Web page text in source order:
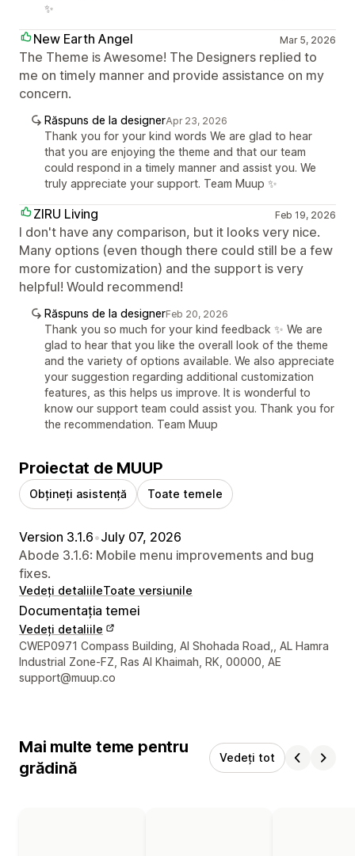
✨
New Earth Angel Mar 5, 2026
The Theme is Awesome! The Designers replied to
me on timely manner and provide assistance on my
concern.
Răspuns de la designerApr 23, 2026
Thank you for your kind words We are glad to hear
that you are enjoying the theme and that our team
could respond in a timely manner and assist you. We
truly appreciate your support. Team Muup ✨
ZIRU Living Feb 19, 2026
I don't have any comparison, but it looks very nice.
Many options (even though there could still be a few
more for customization) and the support is very
helpful! Would recommend!
Răspuns de la designerFeb 20, 2026
Thank you so much for your kind feedback ✨ We are
glad to hear that you like the overall look of the theme
and the variety of options available. We also appreciate
your suggestion regarding additional customization
features, as this helps us improve. It is wonderful to
know our support team could assist you. Thank you for
the recommendation. Team Muup
Proiectat de MUUP
Obțineți asistență Toate temele
Version 3.1.6•July 07, 2026
Abode 3.1.6: Mobile menu improvements and bug
fixes.
Vedeți detaliileToate versiunile
Documentația temei
Vedeți detaliile
Detaliile de contact ale designerului
CWEP0971 Compass Building, Al Shohada Road,, AL Hamra
Industrial Zone-FZ, Ras Al Khaimah, RK, 00000, AE
support@muup.co
Mai multe teme pentru
grădină
Vedeți tot